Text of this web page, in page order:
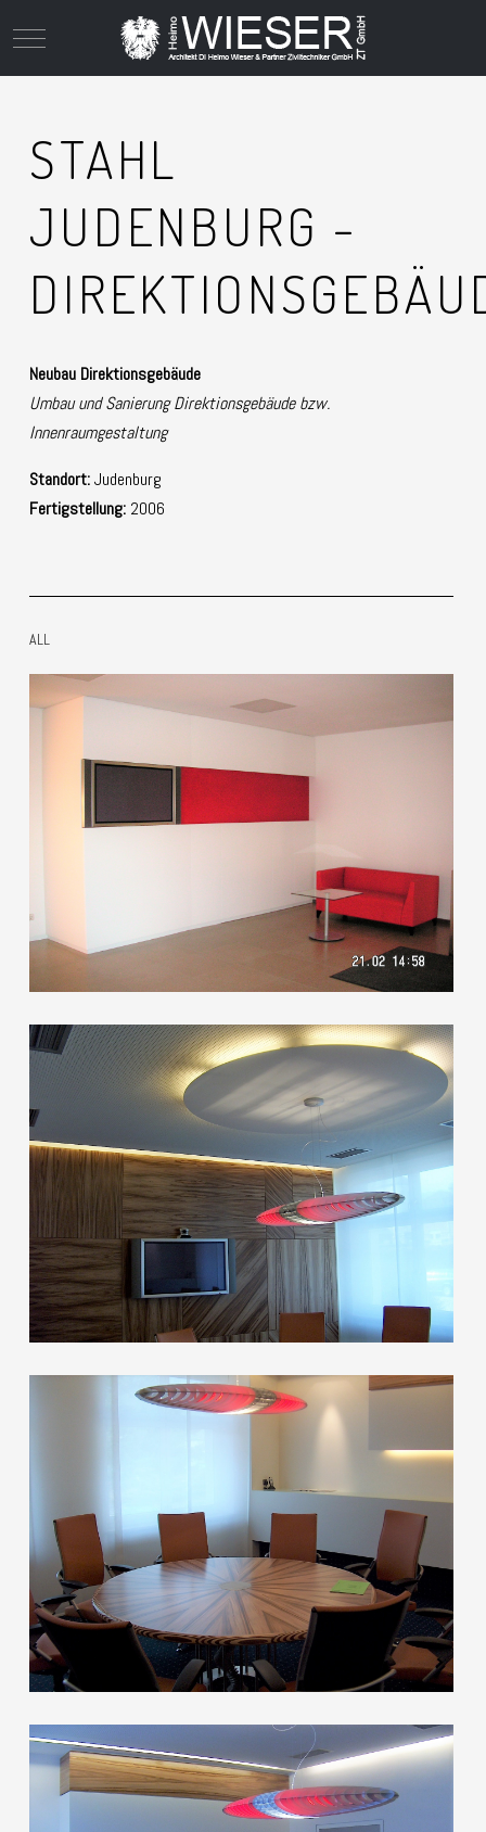
Mobile Menu Toggle
STAHL
JUDENBURG -
Neubau Direktionsgebäude
Umbau und Sanierung Direktionsgebäude bzw.
Innenraumgestaltung
Standort:Judenburg
Fertigstellung: 2006
ALL